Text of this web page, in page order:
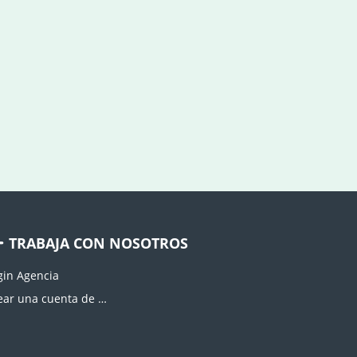
TRABAJA CON NOSOTROS
Agencia
Crear una cuenta de agencia